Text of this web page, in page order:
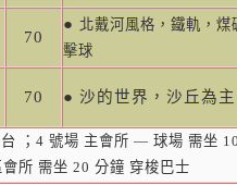
70
●北戴河風格，鐵軌，
擊球
70 ● 沙的世界，沙丘為
； 4 號場 主會所 — 球場 需坐
所 需坐 20分鐘 穿梭巴士